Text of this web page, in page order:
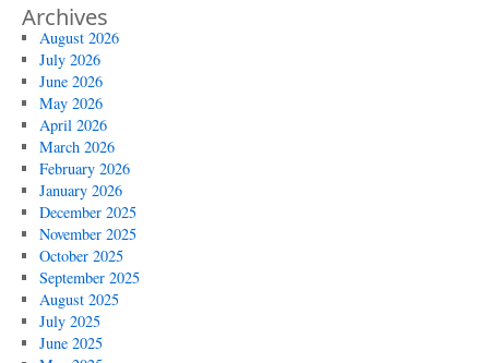
Archives
August 2026
July 2026
June 2026
May 2026
April 2026
March 2026
February 2026
January 2026
December 2025
November 2025
October 2025
September 2025
August 2025
July 2025
June 2025